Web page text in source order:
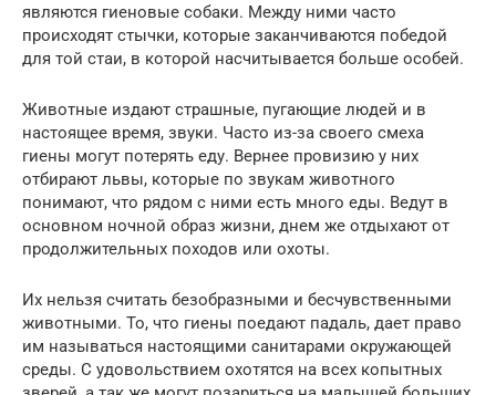
являются гиеновые собаки. Между ними часто
происходят стычки, которые заканчиваются победой
для той стаи, в которой насчитывается больше особей.
Животные издают страшные, пугающие людей и в
настоящее время, звуки. Часто из-за своего смеха
гиены могут потерять еду. Вернее провизию у них
отбирают львы, которые по звукам животного
понимают, что рядом с ними есть много еды. Ведут в
основном ночной образ жизни, днем же отдыхают от
продолжительных походов или охоты.
Их нельзя считать безобразными и бесчувственными
животными. То, что гиены поедают падаль, дает право
им называться настоящими санитарами окружающей
среды. С удовольствием охотятся на всех копытных